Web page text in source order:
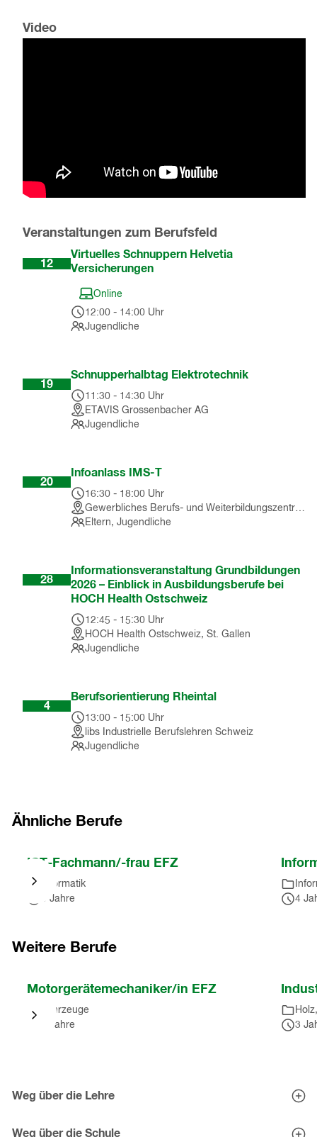
Video
Veranstaltungen zum Berufsfeld
12
Virtuelles Schnuppern Helvetia
Versicherungen
Online
12:00 - 14:00 Uhr
Jugendliche
19
Schnupperhalbtag Elektrotechnik
11:30 - 14:30 Uhr
ETAVIS Grossenbacher AG
Jugendliche
20
Infoanlass IMS-T
16:30 - 18:00 Uhr
Gewerbliches Berufs- und Weiterbildungszentrum St.Gallen
Eltern, Jugendliche
28
Informationsveranstaltung Grundbildungen
2026 – Einblick in Ausbildungsberufe bei
HOCH Health Ostschweiz
12:45 - 15:30 Uhr
HOCH Health Ostschweiz, St. Gallen
Jugendliche
4
Berufsorientierung Rheintal
13:00 - 15:00 Uhr
libs Industrielle Berufslehren Schweiz
Jugendliche
Ähnliche Berufe
springen
ICT-Fachmann/-frau EFZ
Informatik
3 Jahre
4
Karussell
Einträge)
Weitere Berufe
springen
Motorgerätemechaniker/in EFZ
Fahrzeuge
4 Jahre
3
springen
Einträge)
Weg über die Lehre
Eignungstests
Weg über die Schule